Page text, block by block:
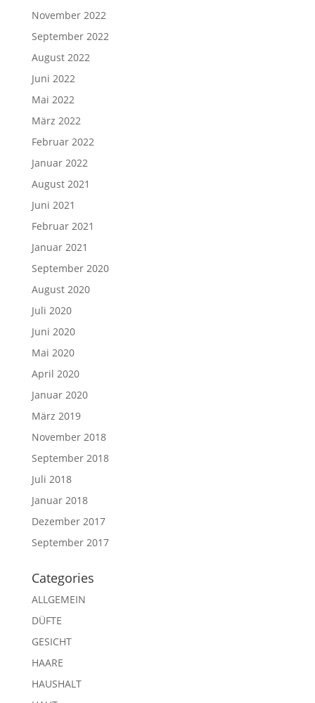
November 2022
September 2022
August 2022
Juni 2022
Mai 2022
März 2022
Februar 2022
Januar 2022
August 2021
Juni 2021
Februar 2021
Januar 2021
September 2020
August 2020
Juli 2020
Juni 2020
Mai 2020
April 2020
Januar 2020
März 2019
November 2018
September 2018
Juli 2018
Januar 2018
Dezember 2017
September 2017
Categories
ALLGEMEIN
DÜFTE
GESICHT
HAARE
HAUSHALT